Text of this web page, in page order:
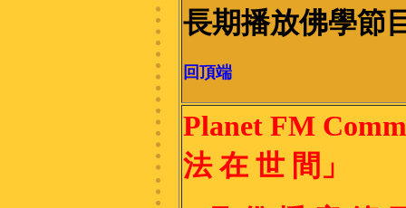
長期播放佛學節
回頂端
Planet FM
法 在 世 間」